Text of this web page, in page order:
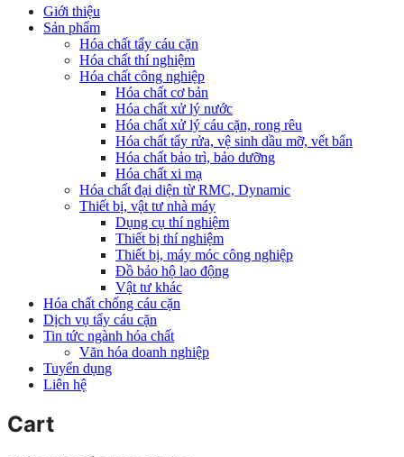
Giới thiệu
Sản phẩm
Hóa chất tẩy cáu cặn
Hóa chất thí nghiệm
Hóa chất công nghiệp
Hóa chất cơ bản
Hóa chất xử lý nước
Hóa chất xử lý cáu cặn, rong rêu
Hóa chất tẩy rửa, vệ sinh dầu mỡ, vết bẩn
Hóa chất bảo trì, bảo dưỡng
Hóa chất xi mạ
Hóa chất đại diện từ RMC, Dynamic
Thiết bị, vật tư nhà máy
Dụng cụ thí nghiệm
Thiết bị thí nghiệm
Thiết bị, máy móc công nghiệp
Đồ bảo hộ lao động
Vật tư khác
Hóa chất chống cáu cặn
Dịch vụ tẩy cáu cặn
Tin tức ngành hóa chất
Văn hóa doanh nghiệp
Tuyển dụng
Liên hệ
Cart